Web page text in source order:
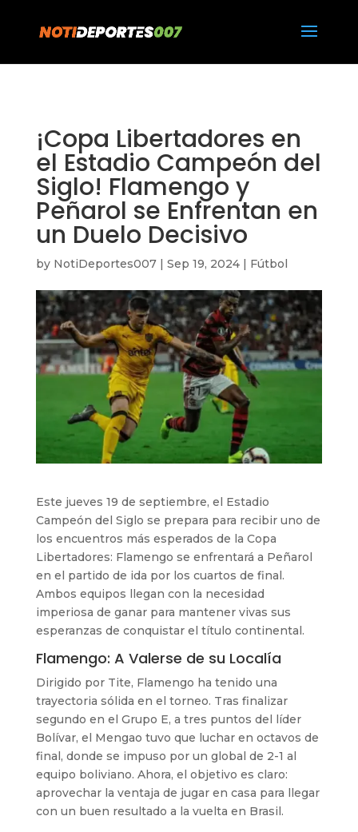
¡Copa Libertadores en
el Estadio Campeón del
Siglo! Flamengo y
Peñarol se Enfrentan en
un Duelo Decisivo
by NotiDeportes007| Sep 19, 2024| Fútbol
Este jueves 19 de septiembre, el Estadio
Campeón del Siglo se prepara para recibir uno de
los encuentros más esperados de la Copa
Libertadores: Flamengo se enfrentará a Peñarol
en el partido de ida por los cuartos de final.
Ambos equipos llegan con la necesidad
imperiosa de ganar para mantener vivas sus
esperanzas de conquistar el título continental.
Flamengo: A Valerse de su Localía
Dirigido por Tite, Flamengo ha tenido una
trayectoria sólida en el torneo. Tras finalizar
segundo en el Grupo E, a tres puntos del líder
Bolívar, el Mengao tuvo que luchar en octavos de
final, donde se impuso por un global de 2-1 al
equipo boliviano. Ahora, el objetivo es claro:
aprovechar la ventaja de jugar en casa para llegar
con un buen resultado a la vuelta en Brasil.